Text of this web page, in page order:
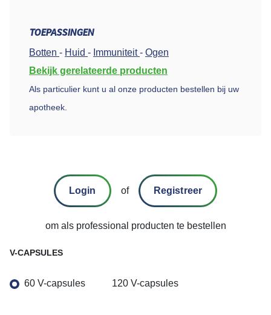
TOEPASSINGEN
Botten - Huid - Immuniteit - Ogen
Bekijk gerelateerde producten
Als particulier kunt u al onze producten bestellen bij uw
apotheek.
Login of Registreer
om als professional producten te bestellen
V-CAPSULES
60 V-capsules 120 V-capsules